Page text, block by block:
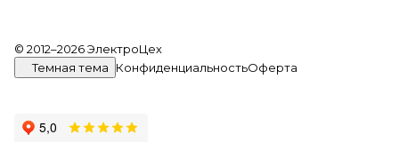
© 2012–2026 ЭлектроЦех
Темная тема
КонфиденциальностьОферта